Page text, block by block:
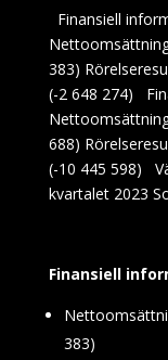
Finansiell
383)
(-2 648 274)
688)
(-10 445 598)
kvartalet 2023
Finansiell
383)